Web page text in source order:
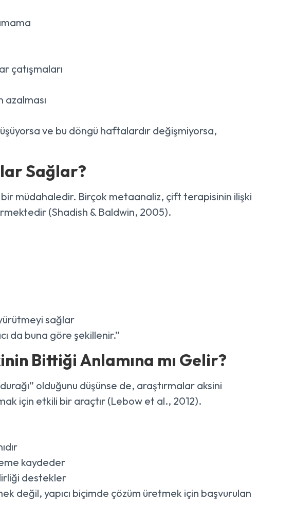
çatışmaları
ve bu döngü haftalardır değişmiyorsa,
Sağlar?
müdahaledir. Birçok metaanaliz, çift terapisinin ilişki
(Shadish & Baldwin, 2005).
sağlar
da buna göre şekillenir.”
Bittiği Anlamına mı Gelir?
olduğunu düşünse de, araştırmalar aksini
için etkili bir araçtır (Lebow et al., 2012).
kaydeder
destekler
değil, yapıcı biçimde çözüm üretmek için başvurulan